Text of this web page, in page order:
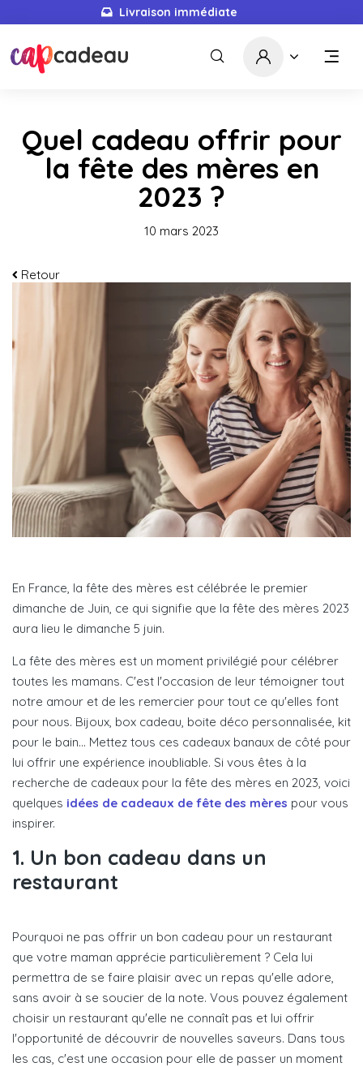
Livraison immédiate
Quel cadeau offrir pour
la fête des mères en
2023 ?
10 mars 2023
Retour
En France, la fête des mères est célébrée le premier
dimanche de Juin, ce qui signifie que la fête des mères 2023
aura lieu le dimanche 5 juin.
La fête des mères est un moment privilégié pour célébrer
toutes les mamans. C'est l'occasion de leur témoigner tout
notre amour et de les remercier pour tout ce qu'elles font
pour nous. Bijoux, box cadeau, boite déco personnalisée, kit
pour le bain... Mettez tous ces cadeaux banaux de côté pour
lui offrir une expérience inoubliable. Si vous êtes à la
recherche de cadeaux pour la fête des mères en 2023, voici
quelques idées de cadeaux de fête des mères pour vous
inspirer.
1. Un bon cadeau dans un
restaurant
Pourquoi ne pas offrir un bon cadeau pour un restaurant
que votre maman apprécie particulièrement ? Cela lui
permettra de se faire plaisir avec un repas qu'elle adore,
sans avoir à se soucier de la note. Vous pouvez également
choisir un restaurant qu'elle ne connaît pas et lui offrir
l'opportunité de découvrir de nouvelles saveurs. Dans tous
les cas, c'est une occasion pour elle de passer un moment